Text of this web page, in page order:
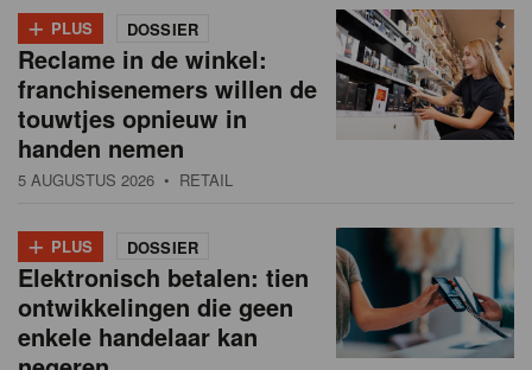
+ PLUS DOSSIER
Reclame in de winkel:
franchisenemers willen de
touwtjes opnieuw in
handen nemen
5 AUGUSTUS 2026 • RETAIL
+ PLUS DOSSIER
Elektronisch betalen: tien
ontwikkelingen die geen
enkele handelaar kan